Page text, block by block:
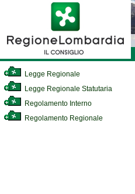
Legge Regionale
Legge Regionale Statutaria
Regolamento Interno
Regolamento Regionale